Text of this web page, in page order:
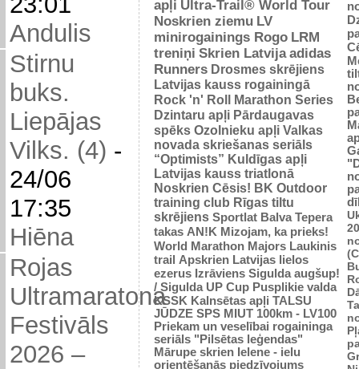
Andulis
Stirnu
buks.
Liepājas
Vilks. (4) -
24/06
17:35
Hiēna
Rojas
Ultramaratona
Festivāls
2026 –
apļi Ultra-Trail® World Tour
Noskrien ziemu LV
minirogainings Rogo LRM
treniņi Skrien Latvija adidas
Runners Drosmes skrējiens
Latvijas kauss rogainingā
Rock 'n' Roll Marathon Series
Dzintaru apļi Pārdaugavas
spēks Ozolnieku apļi Valkas
novada skriešanas seriāls
“Optimists” Kuldīgas apļi
Latvijas kauss triatlonā
Noskrien Cēsis! BK Outdoor
training club Rīgas tiltu
skrējiens Sportlat Balva Tepera
takas AN!K Mizojam, ka prieks!
World Marathon Majors Laukinis
trail Apskrien Latvijas lielos
ezerus Izrāviens Sigulda augšup!
/ Sigulda UP Cup Pusplikie valda
KSSK Kalnsētas apļi TALSU
JŪDZE SPS MIUT 100km - LV100
Priekam un veselībai rogaininga
seriāls "Pilsētas leģendas"
Mārupe skrien Ielene - ielu
orientēšanās piedzīvojums